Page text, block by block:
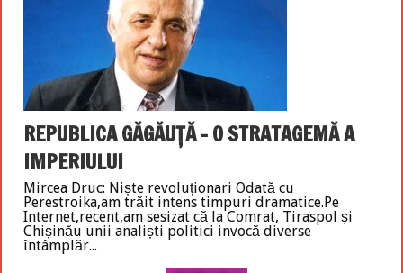
REPUBLICA GĂGĂUȚĂ – O STRATAGEMĂ A
IMPERIULUI
Mircea Druc: Niște revoluționari Odată cu
Perestroika,am trăit intens timpuri dramatice.Pe
Internet,recent,am sesizat că la Comrat, Tiraspol și
Chișinău unii analiști politici invocă diverse
întâmplăr...